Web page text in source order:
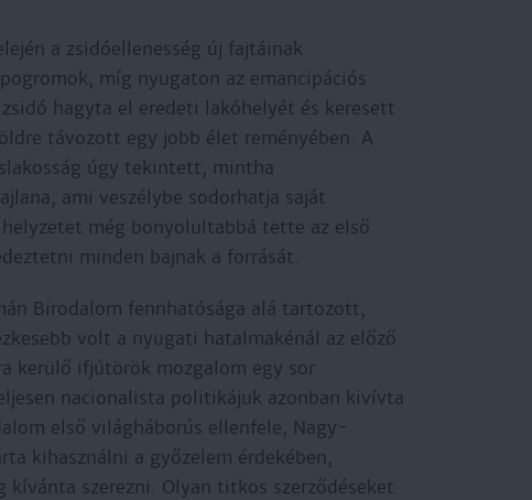
a zsidóellenesség új fajtáinak
míg nyugaton az emancipációs
hagyta el eredeti lakóhelyét és keresett
távozott egy jobb élet reményében. A
úgy tekintett, mintha
ami veszélybe sodorhatja saját
még bonyolultabbá tette az első
minden bajnak a forrását.
Birodalom fennhatósága alá tartozott,
volt a nyugati hatalmakénál az előző
kerülő ifjútörök mozgalom egy sor
nacionalista politikájuk azonban kivívta
első világháborús ellenfele, Nagy-
kihasználni a győzelem érdekében,
szerezni. Olyan titkos szerződéseket